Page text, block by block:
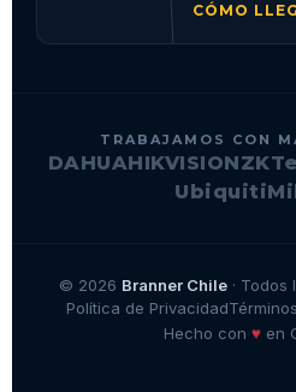
CÓMO
TRABAJAMOS CON
DAHUAHIKVISION
Ubiquiti
© 2026 Branner Chile· Todos
Política de Privacidad
Hecho con ♥en